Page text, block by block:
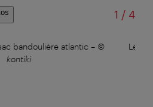
1 /sur
4
bandoulière atlantic – ©
kontiki
Le